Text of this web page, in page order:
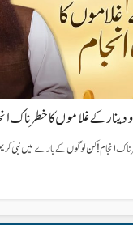
دینار کے غلاموں کا خطرناک
انجام! کن لوگوں کے بارے میں نبی